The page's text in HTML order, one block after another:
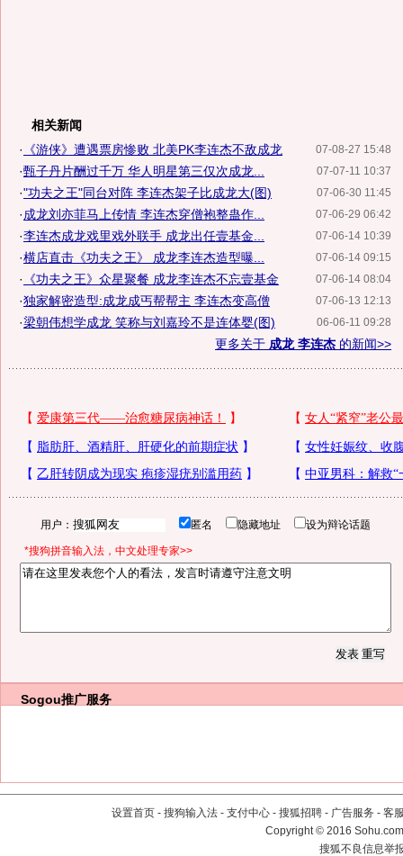
相关新闻
07-08-27 15:48
· 《游侠》遭遇票房惨败 北美PK李连杰不敌成龙
07-07-11 10:37
·甄子丹片酬过千万 华人明星第三仅次成龙...
07-06-30 11:45
·"功夫之王"同台对阵 李连杰架子比成龙大(图)
07-06-29 06:42
·成龙刘亦菲马上传情 李连杰穿僧袍整蛊作...
07-06-14 10:39
·李连杰成龙戏里戏外联手 成龙出任壹基金...
07-06-14 09:15
·横店直击《功夫之王》 成龙李连杰造型曝...
07-06-14 08:04
· 《功夫之王》众星聚餐 成龙李连杰不忘壹基金
07-06-13 12:13
·独家解密造型:成龙成丐帮帮主 李连杰变高僧
06-06-11 09:28
·梁朝伟想学成龙 笑称与刘嘉玲不是连体婴(图)
更多关于 成龙 李连杰 的新闻>>
用户： 匿名 隐藏地址 设为辩论话题
*搜狗拼音输入法，中文处理专家>>
Sogou推广服务
设置首页 - 搜狗输入法 - 支付中心 - 搜狐招聘 - 广告服务 - 客
Copyright©2016
搜狐不良信息举